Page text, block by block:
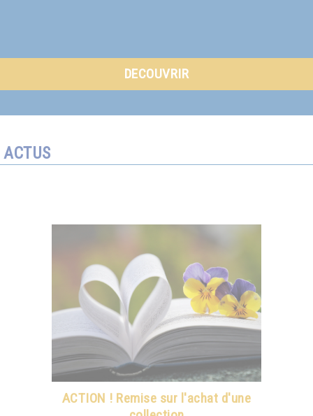
DECOUVRIR
ACTUS
ACTION ! Remise sur l'achat d'une